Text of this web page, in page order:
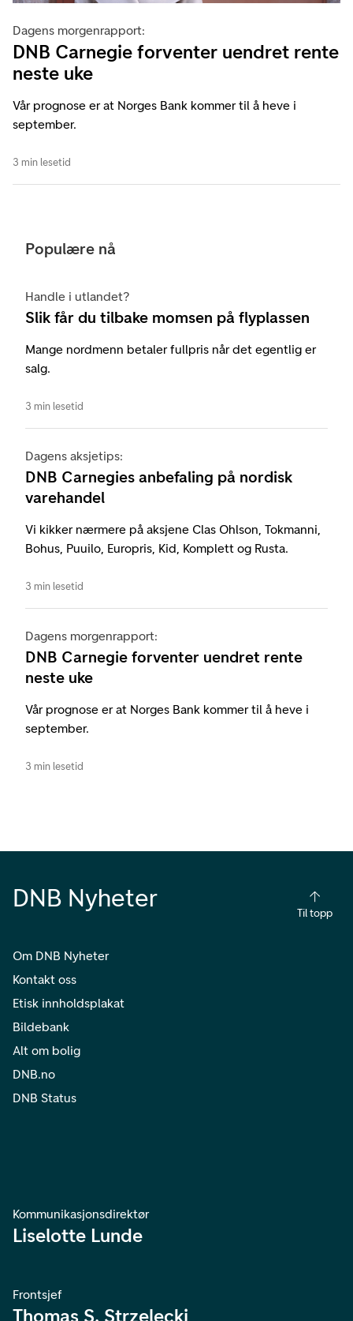
Dagens morgenrapport:
DNB Carnegie forventer uendret rente
neste uke
Vår prognose er at Norges Bank kommer til å heve i
september.
3 min lesetid
Populære nå
Handle i utlandet?
Slik får du tilbake momsen på flyplassen
Mange nordmenn betaler fullpris når det egentlig er
salg.
3 min lesetid
Dagens aksjetips:
DNB Carnegies anbefaling på nordisk
varehandel
Vi kikker nærmere på aksjene Clas Ohlson, Tokmanni,
Bohus, Puuilo, Europris, Kid, Komplett og Rusta.
3 min lesetid
Dagens morgenrapport:
DNB Carnegie forventer uendret rente
neste uke
Vår prognose er at Norges Bank kommer til å heve i
september.
3 min lesetid
DNB Nyheter
Til topp
Om DNB Nyheter
Kontakt oss
Etisk innholdsplakat
Bildebank
Alt om bolig
DNB.no
DNB Status
Kommunikasjonsdirektør
Liselotte Lunde
Frontsjef
Thomas S. Strzelecki